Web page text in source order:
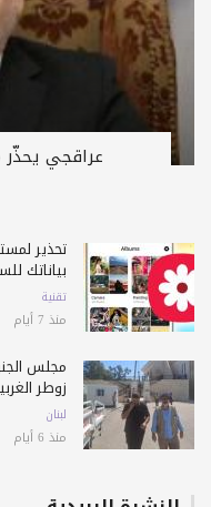
عراقجي
تحذير
بياناتك
تقنية
منذ 7 أيام
مجلس
زوطر
لبنان
منذ 6 أيام